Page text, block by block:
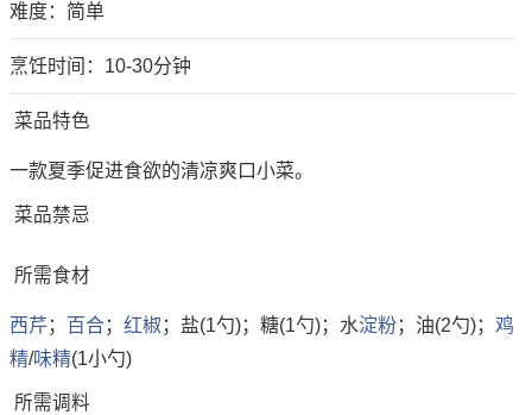
难度：简单
烹饪时间：10-30分钟
菜品特色
一款夏季促进食欲的清凉爽口小菜。
菜品禁忌
所需食材
西芹 ； 百合； 红椒 ；盐(1勺)；糖(1勺)；水淀粉；油(2勺)； 鸡
精/味精(1小勺)
所需调料